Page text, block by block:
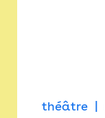
théâtre